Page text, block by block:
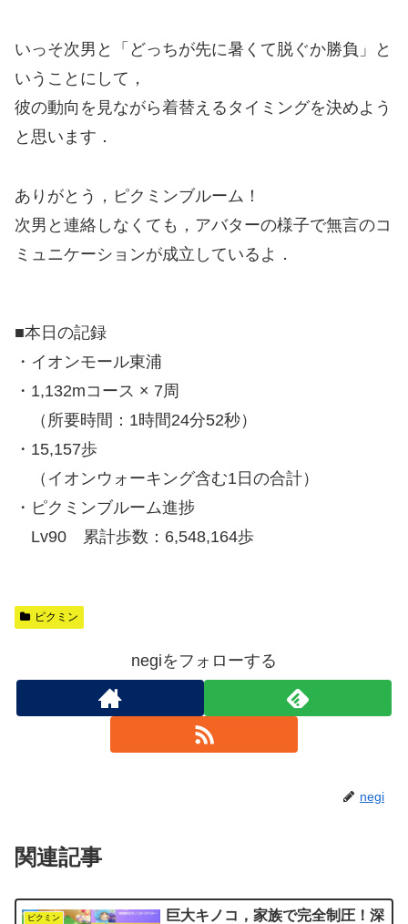
いっそ次男と「どっちが先に暑くて脱ぐか勝負」と
いうことにして，
彼の動向を見ながら着替えるタイミングを決めよう
と思います．
ありがとう，ピクミンブルーム！
次男と連絡しなくても，アバターの様子で無言のコ
ミュニケーションが成立しているよ．
■本日の記録
・イオンモール東浦
・1,132mコース × 7周
（所要時間：1時間24分52秒）
・15,157歩
（イオンウォーキング含む1日の合計）
・ピクミンブルーム進捗
Lv90 累計歩数：6,548,164歩
ピクミン
negiをフォローする
negi
関連記事
ピクミン
巨大キノコ，家族で完全制圧！深